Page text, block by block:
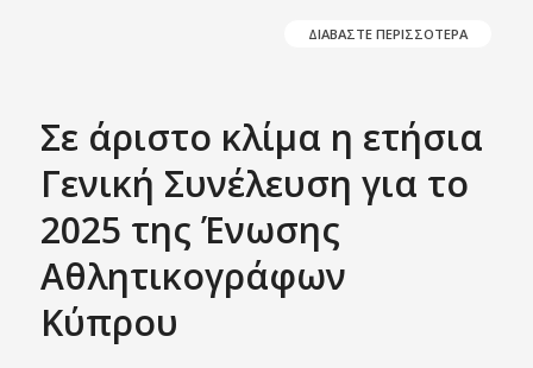
ΔΙΑΒΑΣΤΕ ΠΕΡΙΣΣΟΤΕΡΑ
Σε άριστο κλίμα η ετήσια
Γενική Συνέλευση για το
2025 της Ένωσης
Αθλητικογράφων
Κύπρου